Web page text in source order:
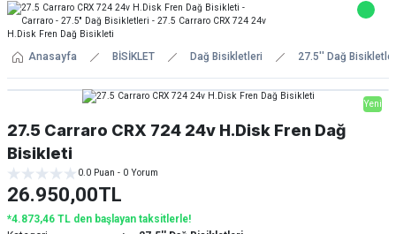
Anasayfa BİSİKLET Dağ Bisikletleri 27.5'' Dağ
Yeni
27.5 Carraro CRX 724 24v H.Disk Fren Dağ
Bisikleti
0.0 Puan - 0 Yorum
26.950,00TL
*4.873,46 TL den başlayan taksitlerle!